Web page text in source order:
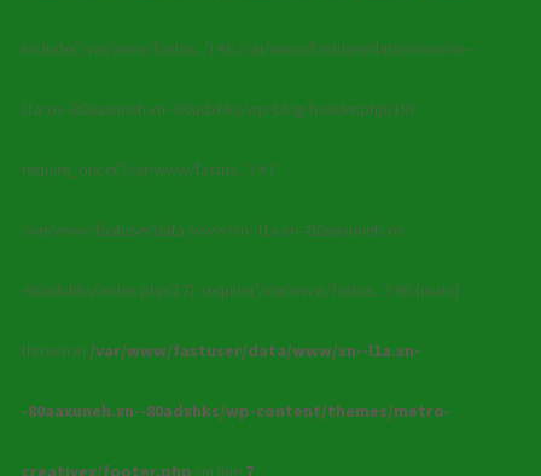
include('/var/www/fastus...') #6 /var/www/fastuser/data/www/xn--
l1a.xn--80aaxuneh.xn--80adxhks/wp-blog-header.php(19):
require_once('/var/www/fastus...') #7
/var/www/fastuser/data/www/xn--l1a.xn--80aaxuneh.xn-
-80adxhks/index.php(17): require('/var/www/fastus...') #8 {main}
thrown in /var/www/fastuser/data/www/xn--l1a.xn-
-80aaxuneh.xn--80adxhks/wp-content/themes/metro-
creativex/footer.php on line 7